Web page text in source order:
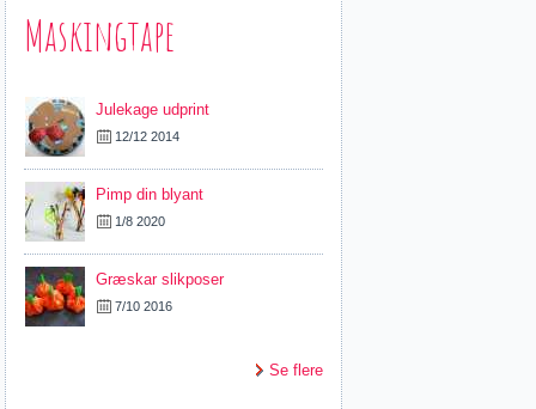
Maskingtape
Julekage udprint
12/12 2014
Pimp din blyant
1/8 2020
Græskar slikposer
7/10 2016
Se flere